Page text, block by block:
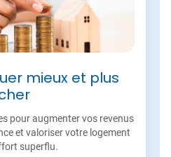
mieux et plus
pour augmenter vos revenus
et valoriser votre logement
superflu.